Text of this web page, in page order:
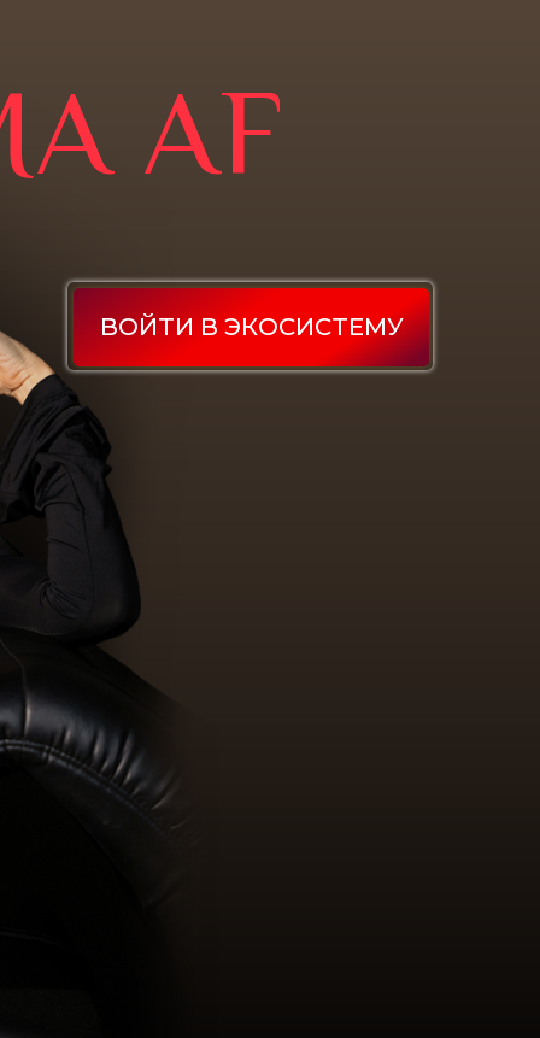
AF
ВОЙТИ В ЭКОСИСТЕМУ